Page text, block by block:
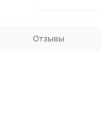
Отзывы